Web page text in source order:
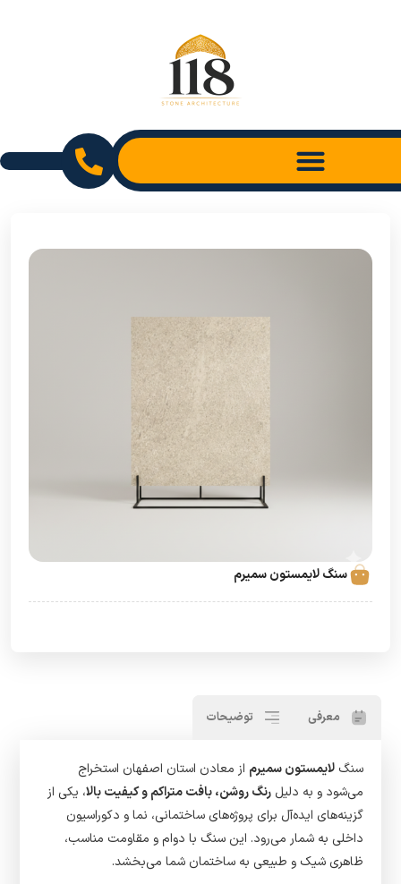
سنگ لایمستون سمیرم
معرفی توضیحات
سنگ لایمستون سمیرم از معادن استان اصفهان استخراج
می‌شود و به دلیل رنگ روشن، بافت متراکم و کیفیت بالا، یکی از
گزینه‌های ایده‌آل برای پروژه‌های ساختمانی، نما و دکوراسیون
داخلی به شمار می‌رود. این سنگ با دوام و مقاومت مناسب،
ظاهری شیک و طبیعی به ساختمان شما می‌بخشد.